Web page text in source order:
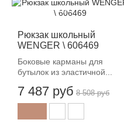
Рюкзак школьный
WENGER \ 606469
Боковые карманы для
бутылок из эластичной...
7 487 руб
-12%
8 508 руб